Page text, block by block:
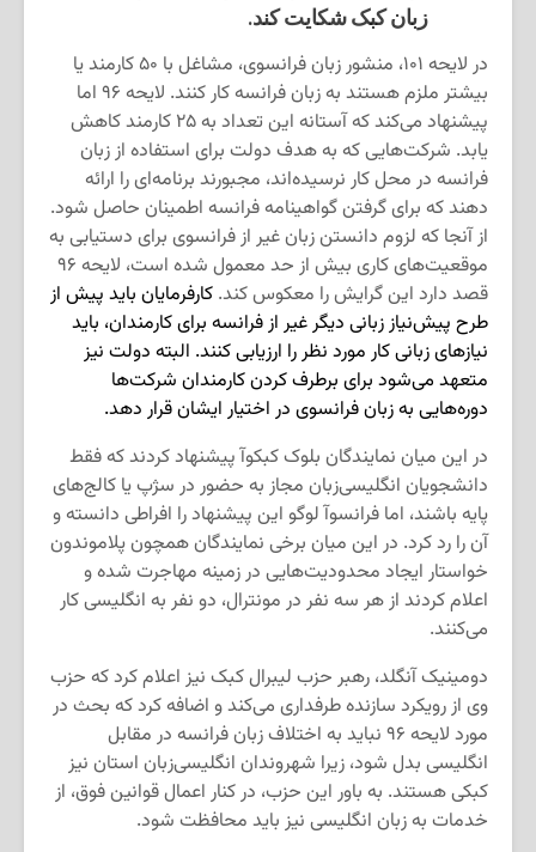
زبان کبک شکایت کند.
در لایحه ۱۰۱، منشور زبان فرانسوی، مشاغل با ۵۰ کارمند یا
بیشتر ملزم هستند به زبان فرانسه کار کنند. لایحه ۹۶ اما
پیشنهاد می‌کند که آستانه این تعداد به ۲۵ کارمند کاهش
یابد. شرکت‌هایی که به هدف دولت برای استفاده از زبان
فرانسه در محل کار نرسیده‌اند، مجبورند برنامه‌ای را ارائه
دهند که برای گرفتن گواهینامه فرانسه اطمینان حاصل شود.
از آنجا که لزوم دانستن زبان غیر از فرانسوی برای دستیابی به
موقعیت‌های کاری بیش‌ از حد معمول شده است، لایحه ۹۶
قصد دارد این گرایش را معکوس کند. کارفرمایان باید پیش‌ از
طرح پیش‌نیاز زبانی دیگر غیر از فرانسه برای کارمندان، باید
نیازهای زبانی کار مورد نظر را ارزیابی کنند. البته دولت نیز
متعهد می‌شود برای برطرف کردن کارمندان شرکت‌ها
دوره‌هایی به زبان فرانسوی در اختیار ایشان قرار دهد.
در این میان نمایندگان بلوک کبکوآ پیشنهاد کردند که فقط
دانشجویان انگلیسی‌زبان مجاز به حضور در سژپ یا کالج‌های
پایه باشند، اما فرانسوآ لوگو این پیشنهاد را افراطی دانسته و
آن را رد کرد. در این میان برخی نمایندگان همچون پلاموندون
خواستار ایجاد محدودیت‌هایی در زمینه مهاجرت شده و
اعلام کردند از هر سه نفر در مونترال، دو نفر به انگلیسی کار
می‌کنند.
دومینیک آنگلد، رهبر حزب لیبرال کبک نیز اعلام کرد که حزب
وی از رویکرد سازنده طرفداری می‌کند و اضافه کرد که بحث در
مورد لایحه ۹۶ نباید به اختلاف زبان فرانسه در مقابل
انگلیسی بدل شود، زیرا شهروندان انگلیسی‌زبان استان نیز
کبکی هستند. به باور این حزب، در کنار اعمال قوانین فوق، از
خدمات به زبان انگلیسی نیز باید محافظت شود.